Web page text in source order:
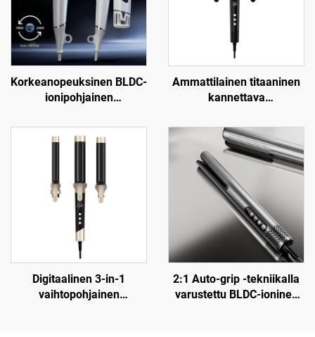
Korkeanopeuksinen BLDC-
ionipohjainen
matkailuun
Ammattilainen titaaninen
kannettava
aaltomuotoinen
hiustenloukku
Digitaalinen 3-in-1
vaihtopohjainen
2:1 Auto-grip -tekniikalla
varustettu BLDC-ioninen